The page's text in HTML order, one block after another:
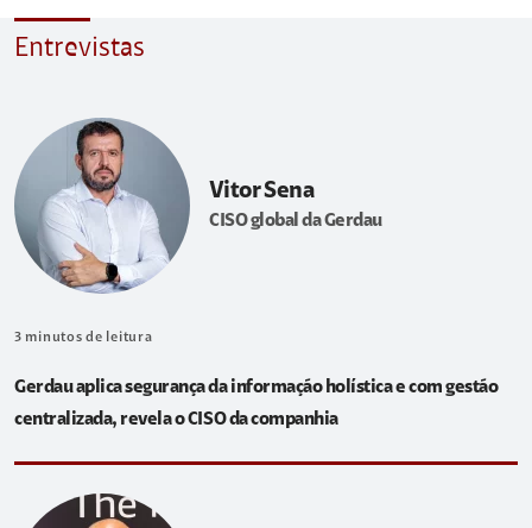
Entrevistas
Vitor Sena
CISO global da Gerdau
3 minutos de leitura
Gerdau aplica segurança da informação holística e com gestão
centralizada, revela o CISO da companhia